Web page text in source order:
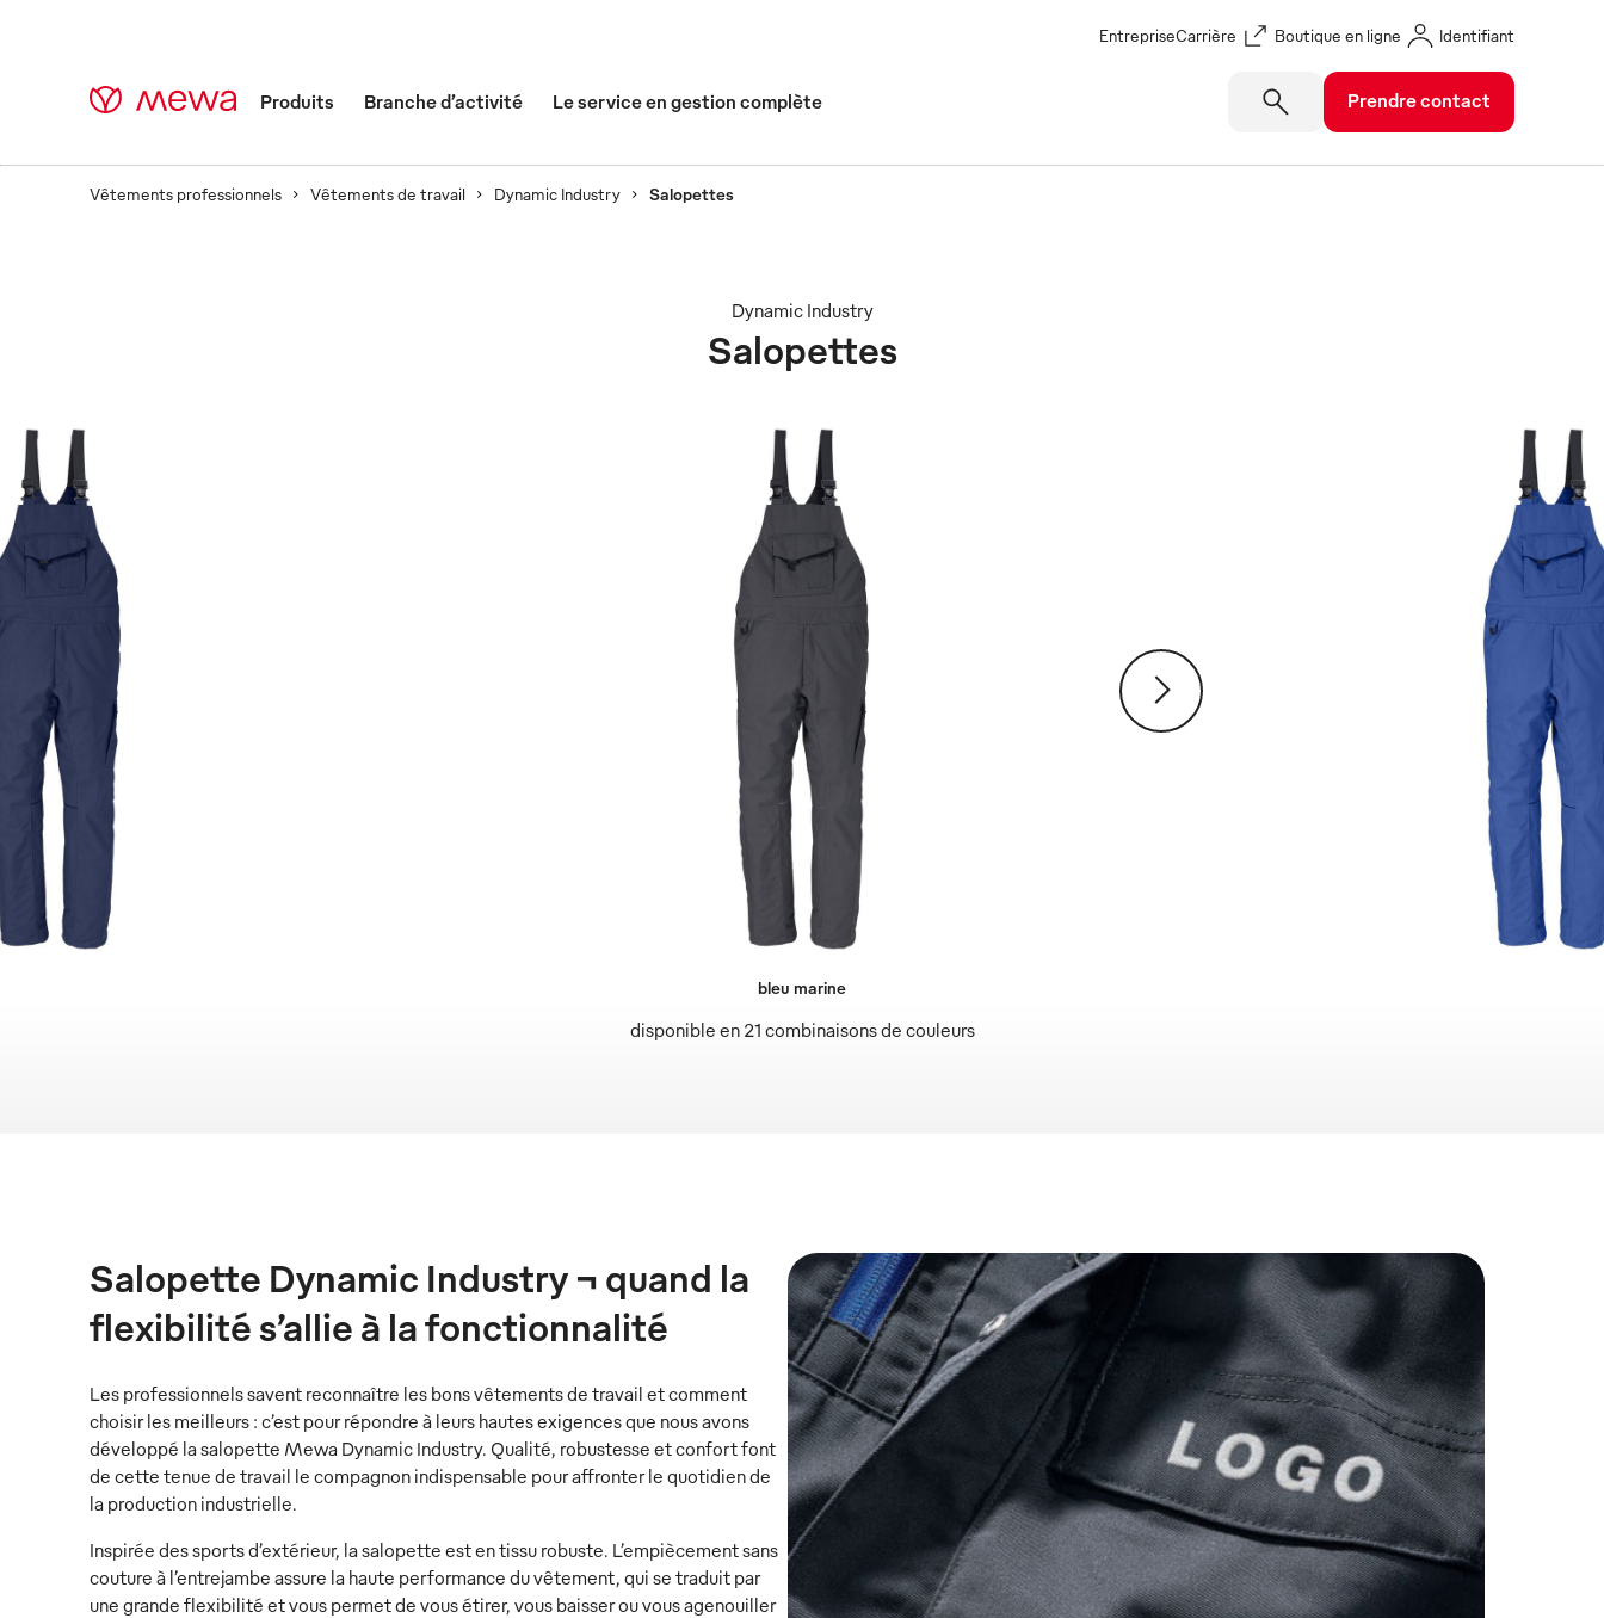
EntrepriseCarrière Boutique en ligne Identifiant
Produits Branche d’activité Le service en gestion complète Prendre contact
Vêtements professionnels Vêtements de travail Dynamic Industry Salopettes
Salopettes
Dynamic Industry
disponible en 21 combinaisons de couleurs
bleu marine
Salopette Dynamic Industry ¬ quand la
flexibilité s’allie à la fonctionnalité
Les professionnels savent reconnaître les bons vêtements de travail et comment
choisir les meilleurs : c’est pour répondre à leurs hautes exigences que nous avons
développé la salopette Mewa Dynamic Industry. Qualité, robustesse et confort font
de cette tenue de travail le compagnon indispensable pour affronter le quotidien de
la production industrielle.
Inspirée des sports d’extérieur, la salopette est en tissu robuste. L’empiècement sans
couture à l’entrejambe assure la haute performance du vêtement, qui se traduit par
une grande flexibilité et vous permet de vous étirer, vous baisser ou vous agenouiller